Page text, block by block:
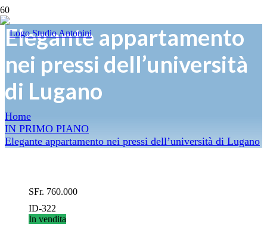
Elegante appartamento
nei pressi dell’università
di Lugano
Home
IN PRIMO PIANO
Elegante appartamento nei pressi dell’università di Lugano
SFr. 760.000
ID-322
In vendita